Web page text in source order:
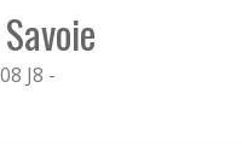
J8 -